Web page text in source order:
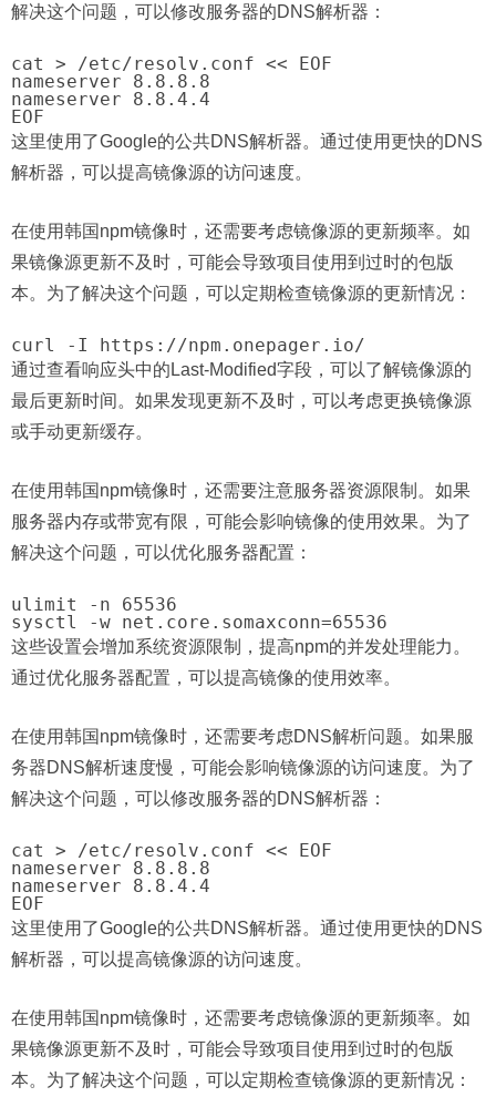
解决这个问题，可以修改服务器的DNS解析器：
cat > /etc/resolv.conf << EOF
nameserver 8.8.8.8
nameserver 8.8.4.4
这里使用了Google的公共DNS解析器。通过使用更快的DNS
解析器，可以提高镜像源的访问速度。
在使用韩国npm镜像时，还需要考虑镜像源的更新频率。如
果镜像源更新不及时，可能会导致项目使用到过时的包版
本。为了解决这个问题，可以定期检查镜像源的更新情况：
通过查看响应头中的Last-Modified字段，可以了解镜像源的
最后更新时间。如果发现更新不及时，可以考虑更换镜像源
或手动更新缓存。
在使用韩国npm镜像时，还需要注意服务器资源限制。如果
服务器内存或带宽有限，可能会影响镜像的使用效果。为了
解决这个问题，可以优化服务器配置：
ulimit -n 65536
这些设置会增加系统资源限制，提高npm的并发处理能力。
通过优化服务器配置，可以提高镜像的使用效率。
在使用韩国npm镜像时，还需要考虑DNS解析问题。如果服
务器DNS解析速度慢，可能会影响镜像源的访问速度。为了
解决这个问题，可以修改服务器的DNS解析器：
cat > /etc/resolv.conf << EOF
nameserver 8.8.8.8
nameserver 8.8.4.4
这里使用了Google的公共DNS解析器。通过使用更快的DNS
解析器，可以提高镜像源的访问速度。
在使用韩国npm镜像时，还需要考虑镜像源的更新频率。如
果镜像源更新不及时，可能会导致项目使用到过时的包版
本。为了解决这个问题，可以定期检查镜像源的更新情况：